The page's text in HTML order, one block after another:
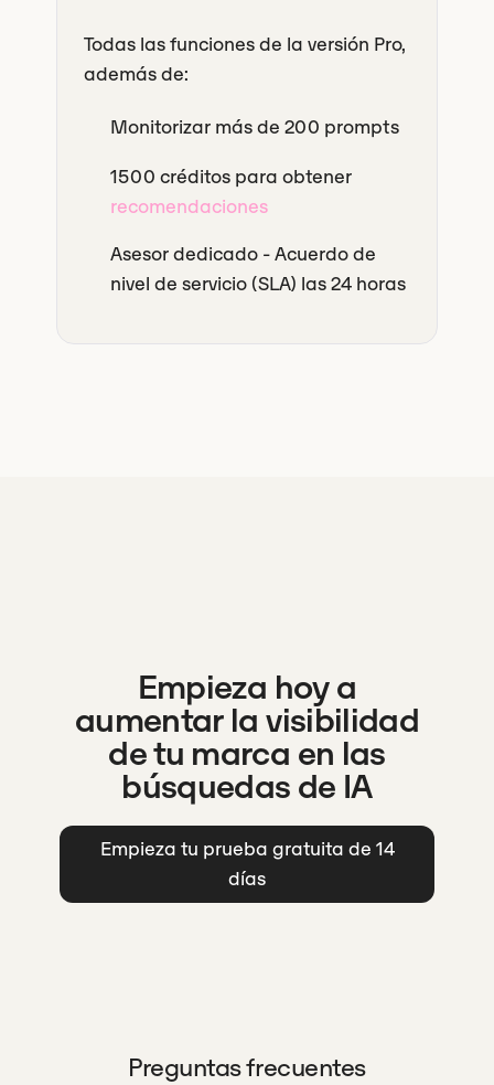
Todas las funciones de la versión Pro,
además de:
Monitorizar más de 200 prompts
1500 créditos para obtener
recomendaciones
Asesor dedicado - Acuerdo de
nivel de servicio (SLA) las 24 horas
Empieza hoy a
aumentar la visibilidad
de tu marca en las
búsquedas de IA
Empieza tu prueba gratuita de 14
días
Preguntas frecuentes